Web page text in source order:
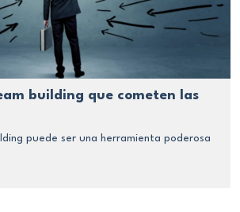
building que cometen las
puede ser una herramienta poderosa